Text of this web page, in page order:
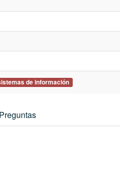
de información
Preguntas